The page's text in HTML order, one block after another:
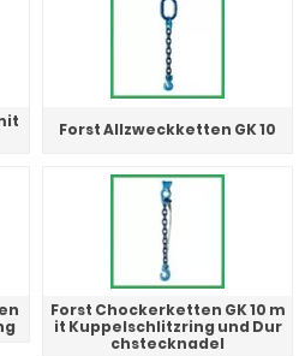
Forst Allzweckketten GK 10
Forst Chockerketten GK 10 m
it Kuppelschlitzring und Dur
chstecknadel